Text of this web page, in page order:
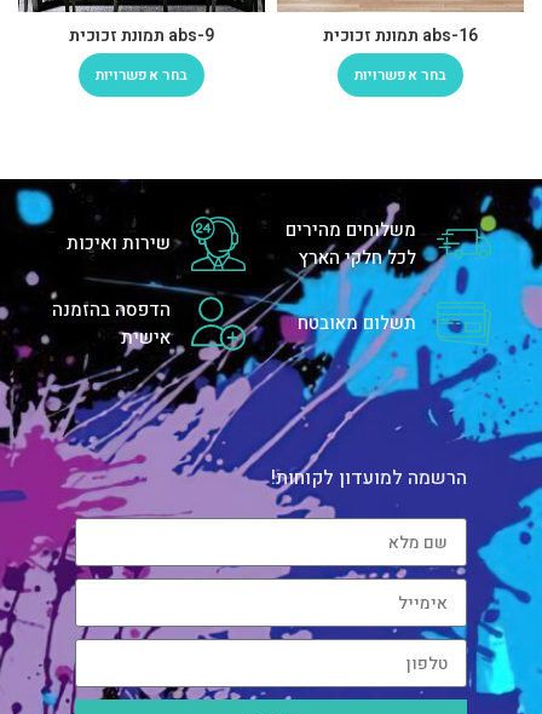
abs-16 תמונת זכוכית
בחר אפשרויות
abs-9 תמונת זכוכית
בחר אפשרויות
משלוחים מהירים
לכל חלקי הארץ
שירות ואיכות
תשלום מאובטח
הדפסה בהזמנה
אישית
הרשמה למועדון לקוחות!